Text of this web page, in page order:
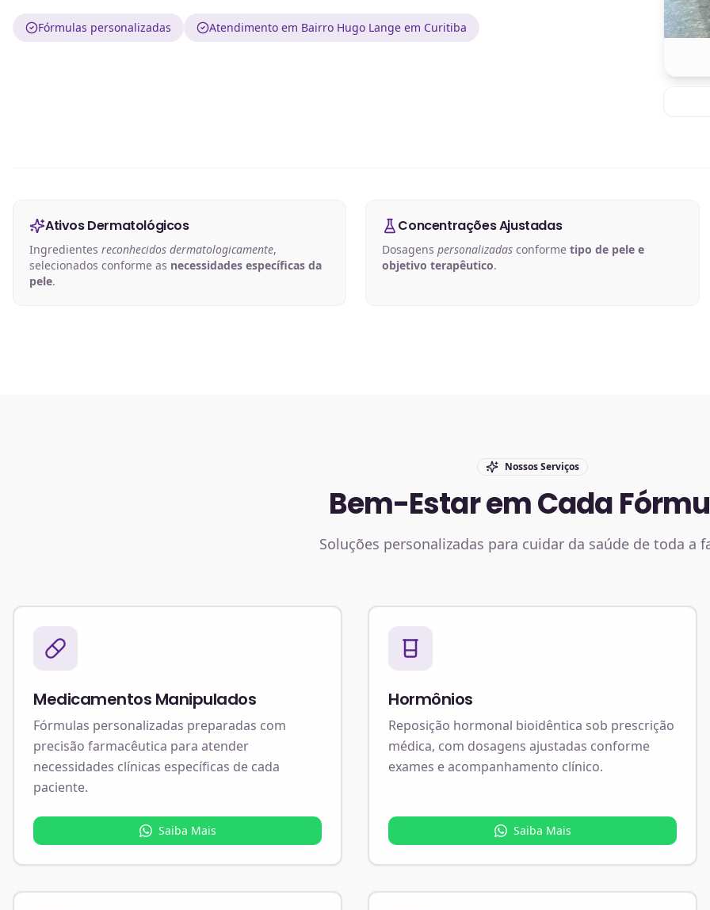
Fórmulas personalizadas Atendimento em Bairro Hugo Lange em Curitiba
Ativos Dermatológicos
Ingredientes reconhecidos dermatologicamente,
selecionados conforme as necessidades específicas da
pele.
Concentrações Ajustadas
Dosagenspersonalizadas conformetipo de pele e
objetivo terapêutico.
Nossos Serviços
Bem-Estar em Cada
Soluções personalizadas para cuidar da saúde de toda a
Medicamentos Manipulados
Fórmulas personalizadas preparadas com
precisão farmacêutica para atender
necessidades clínicas específicas de cada
paciente.
Saiba Mais
Hormônios
Reposição hormonal bioidêntica sob prescrição
médica, com dosagens ajustadas conforme
exames e acompanhamento clínico.
Saiba Mais